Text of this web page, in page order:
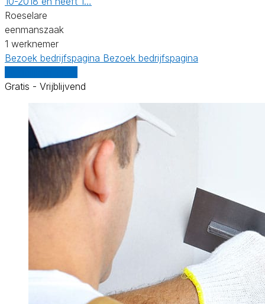
Roeselare
eenmanszaak
1 werknemer
Bezoek bedrijfspagina Bezoek bedrijfspagina
Gratis - Vrijblijvend